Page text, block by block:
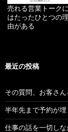
売れる営業トークに
はたったひとつの理
由がある
最近の投稿
その質問、お客さ
半年先まで予約が
仕事の話を一切し